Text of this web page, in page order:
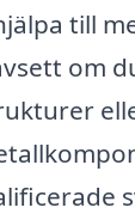
till
om